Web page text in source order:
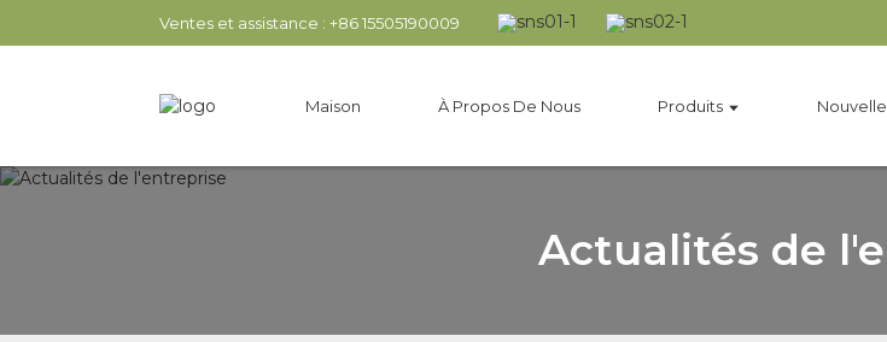
Ventes et assistance : +86 15505190009
Maison À Propos De Nous Produits
Actualités de